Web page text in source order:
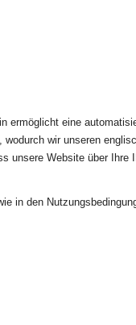
eine
wir unseren
unsere Website über
in den